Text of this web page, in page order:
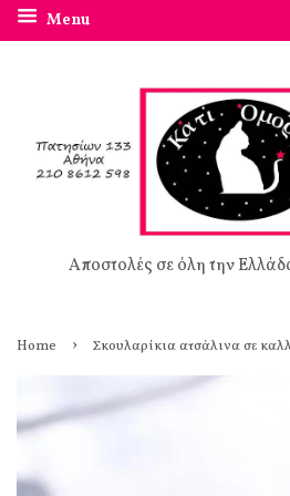
Menu
Αποστολές σε όλη την
Home › Σκουλαρίκια ατσάλινα σε